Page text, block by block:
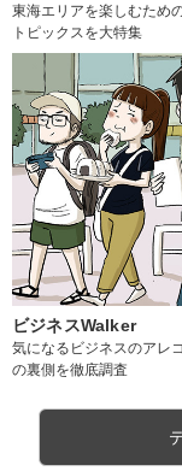
東海エリアを楽しむため
トピックスを大特集
ビジネスWalker
気になるビジネスのアレ
の裏側を徹底調査